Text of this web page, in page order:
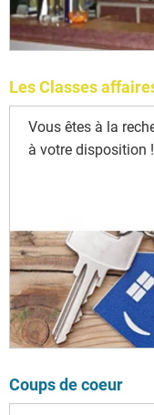
Les Classes
Vous êtes à la
à votre disposition !
Coups de coeur